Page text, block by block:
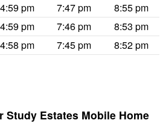
4:59 pm 7:47 pm
8:55 pm
4:59 pm 7:46 pm
8:53 pm
4:58 pm 7:45 pm 8:52 pm
Estates Mobile Home